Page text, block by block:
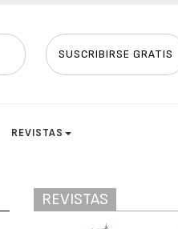
SUSCRIBIRSE GRATIS
REVISTAS
REVISTAS